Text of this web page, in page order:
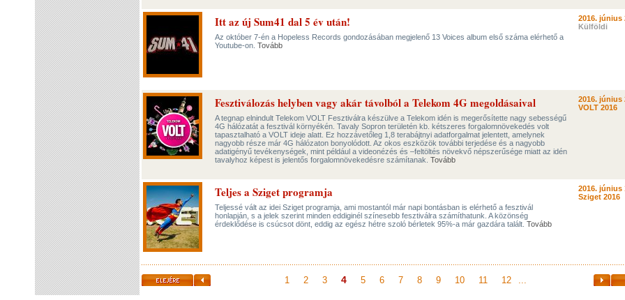
Itt az új Sum41 dal 5 év után!
Az október 7-én a Hopeless Records gondozásában megjelenő 13 Voices album első száma elérhető a
Youtube-on. Tovább
2016. június
Külföldi
Fesztiválozás helyben vagy akár távolból a Telekom 4G megoldásaival
A tegnap elnindult Telekom VOLT Fesztiválra készülve a Telekom idén is megerősítette nagy sebességű
4G hálózatát a fesztivál környékén. Tavaly Sopron területén kb. kétszeres forgalomnövekedés volt
tapasztalható a VOLT ideje alatt. Ez hozzávetőleg 1,8 terabájtnyi adatforgalmat jelentett, amelynek
nagyobb része már 4G hálózaton bonyolódott. Az okos eszközök további terjedése és a nagyobb
adatigényű tevékenységek, mint például a videonézés és –feltöltés növekvő népszerűsége miatt az idén
tavalyhoz képest is jelentős forgalomnövekedésre számítanak. Tovább
2016. június
VOLT 2016
Teljes a Sziget programja
Teljessé vált az idei Sziget programja, ami mostantól már napi bontásban is elérhető a fesztivál
honlapján, s a jelek szerint minden eddiginél színesebb fesztiválra számíthatunk. A közönség
érdeklődése is csúcsot dönt, eddig az egész hétre szoló bérletek 95%-a már gazdára talált. Tovább
2016. június
Sziget 2016
1 2 3 4 5 6 7 8 9 10 11 12 ...